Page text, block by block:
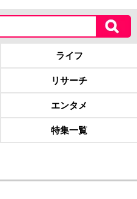
ライフ
リサーチ
エンタメ
特集一覧